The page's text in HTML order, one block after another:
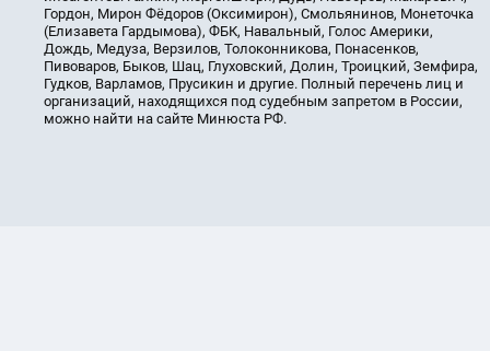
Гордон, Мирон Фёдоров (Оксимирон), Смольянинов, Монеточка
(Елизавета Гардымова), ФБК, Навальный, Голос Америки,
Дождь, Медуза, Верзилов, Толоконникова, Понасенков,
Пивоваров, Быков, Шац, Глуховский, Долин, Троицкий, Земфира,
Гудков, Варламов, Прусикин и другие. Полный перечень лиц и
организаций, находящихся под судебным запретом в России,
можно найти на сайте Минюста РФ.